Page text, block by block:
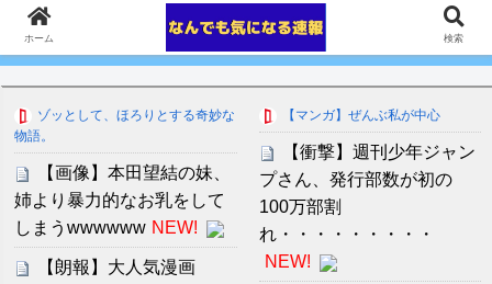
ゾッとして、ほろりとする奇妙な
物語。
【画像】本田望結の妹、
姉より暴力的なお乳をして
しまうwwwwww NEW!
【朗報】大人気漫画
【マンガ】ぜんぶ私が中心
【衝撃】週刊少年ジャン
プさん、発行部数が初の
100万部割
れ・・・・・・・・・
NEW!
ホーム 検索